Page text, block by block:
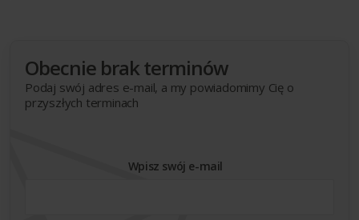
Obecnie brak terminów
Podaj swój adres e-mail, a my powiadomimy Cię o
przyszłych terminach
Wpisz swój e-mail